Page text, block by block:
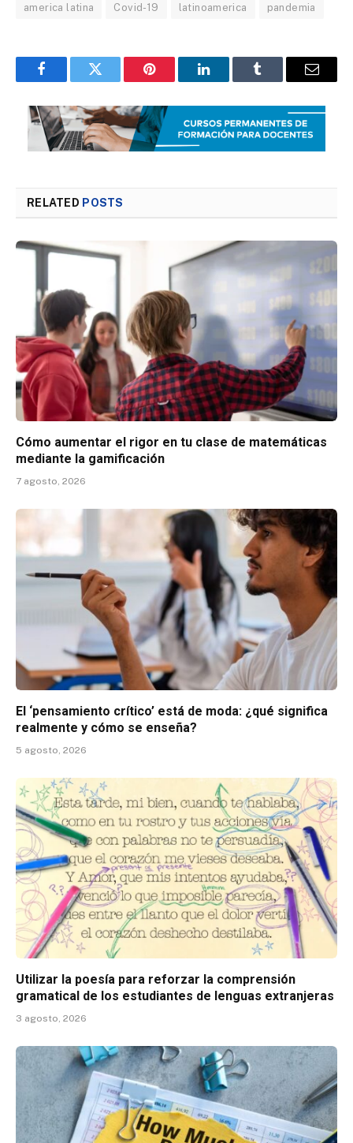
america latina Covid-19 latinoamerica pandemia
FacebookTwitter Pinterest LinkedInTumblr Email
RELATED POSTS
Cómo aumentar el rigor en tu clase de matemáticas
mediante la gamificación
7 agosto, 2026
El ‘pensamiento crítico’ está de moda: ¿qué significa
realmente y cómo se enseña?
5 agosto, 2026
Utilizar la poesía para reforzar la comprensión
gramatical de los estudiantes de lenguas extranjeras
3 agosto, 2026